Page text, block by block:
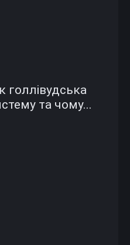
голлівудська
та чому...